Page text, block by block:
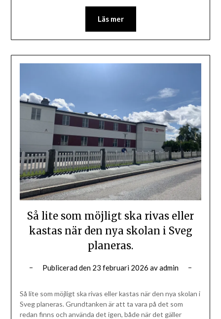
Läs mer
Så lite som möjligt ska rivas eller
kastas när den nya skolan i Sveg
planeras.
Publicerad den 23 februari 2026 avadmin
Så lite som möjligt ska rivas eller kastas när den nya skolan i
Sveg planeras. Grundtanken är att ta vara på det som
redan finns och använda det igen, både när det gäller